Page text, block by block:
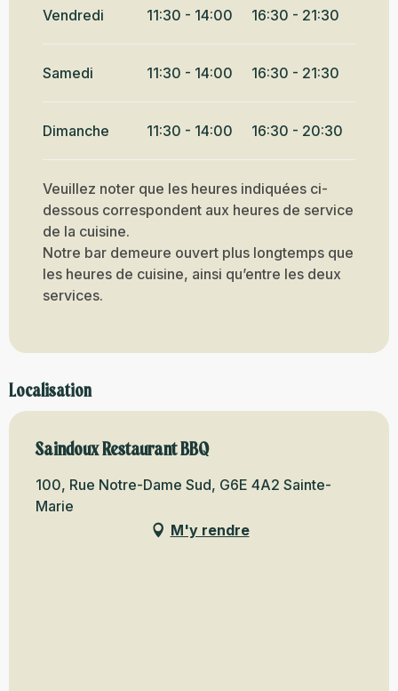
Vendredi 11:30 - 14:00 16:30 - 21:30
Samedi 11:30 - 14:00 16:30 - 21:30
Dimanche 11:30 - 14:00 16:30 - 20:30
Veuillez noter que les heures indiquées ci-
dessous correspondent aux heures de service
de la cuisine.
Notre bar demeure ouvert plus longtemps que
les heures de cuisine, ainsi qu’entre les deux
services.
Localisation
Saindoux Restaurant BBQ
100, Rue Notre-Dame Sud, G6E 4A2 Sainte-
Marie
M'y rendre